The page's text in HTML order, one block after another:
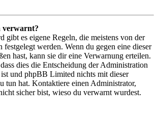
verwarnt?
gibt es eigene Regeln, die meistens von der
festgelegt werden. Wenn du gegen eine dieser
hast, kann sie dir eine Verwarnung erteilen.
dies die Entscheidung der Administration
ist und phpBB Limited nichts mit dieser
tun hat. Kontaktiere einen Administrator,
sicher bist, wieso du verwarnt wurdest.